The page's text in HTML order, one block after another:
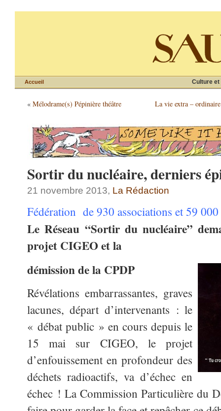
Culture et
Accueil
« Mélodrame(s) Pépinière théâtre La vie extra –
Sortir du nucléaire, derniers
21 novembre 2013, La Rédaction
Fédération de 930 associations et 59 000
Le Réseau “Sortir du nucléaire”
projet CIGEO et la
démission de la CPDP
Révélations embarrassantes, graves
lacunes, départ d’intervenants : le
« débat public » en cours depuis le
15 mai sur CIGEO, le projet
d’enfouissement en profondeur des
déchets radioactifs, va d’échec en
échec ! La Commission Particulière du